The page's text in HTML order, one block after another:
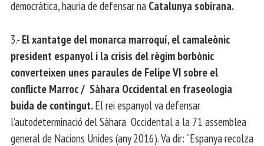
democràtica, hauria de defensar na Catalunya sobirana.
3.- El xantatge del monarca marroquí, el camaleònic
president espanyol i la crisis del règim borbònic
converteixen unes paraules de Felipe VI sobre el
conflicte Marroc / Sàhara Occidental en fraseologia
buida de contingut.El rei espanyol va defensar
l’autodeterminació del Sàhara Occidental a la 71 assemblea
general de Nacions Unides (any 2016). Va dir: “Espanya recolza